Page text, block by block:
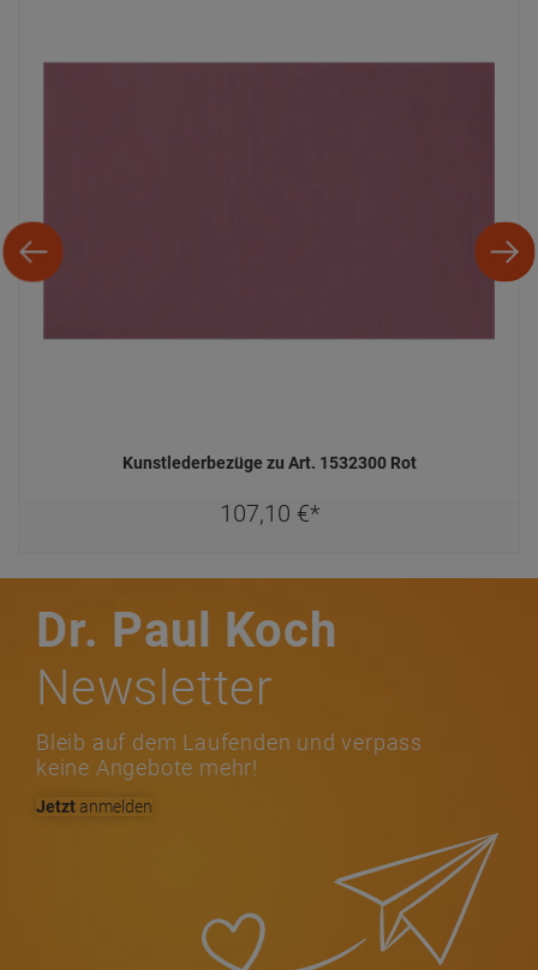
Kunstlederbezüge zu Art. 1532300 Rot
107,10 €*
Dr. Paul Koch
Newsletter
Bleib auf dem Laufenden und verpass
keine Angebote mehr!
Jetztanmelden